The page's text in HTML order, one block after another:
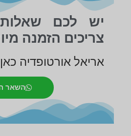
יש לכם שאלות
צריכים הזמנה
אריאל אורטופדיה
השאר